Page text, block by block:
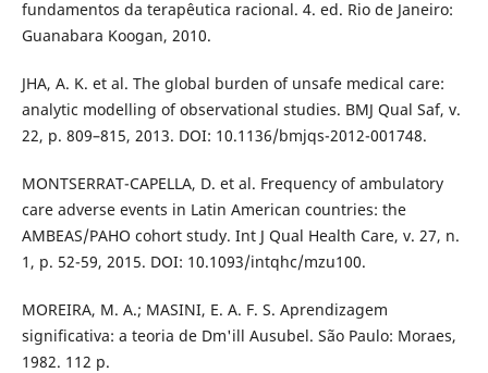
fundamentos da terapêutica racional. 4. ed. Rio de Janeiro:
Guanabara Koogan, 2010.
JHA, A. K. et al. The global burden of unsafe medical care:
analytic modelling of observational studies. BMJ Qual Saf, v.
22, p. 809–815, 2013. DOI: 10.1136/bmjqs-2012-001748.
MONTSERRAT-CAPELLA, D. et al. Frequency of ambulatory
care adverse events in Latin American countries: the
AMBEAS/PAHO cohort study. Int J Qual Health Care, v. 27, n.
1, p. 52-59, 2015. DOI: 10.1093/intqhc/mzu100.
MOREIRA, M. A.; MASINI, E. A. F. S. Aprendizagem
significativa: a teoria de Dm'ill Ausubel. São Paulo: Moraes,
1982. 112 p.